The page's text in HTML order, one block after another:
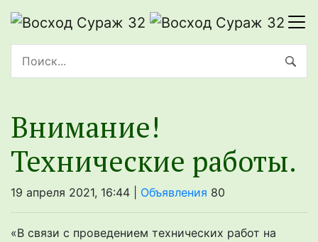
Внимание!
Технические работы.
19 апреля 2021, 16:44 | Объявления 80
«В связи с проведением технических работ на